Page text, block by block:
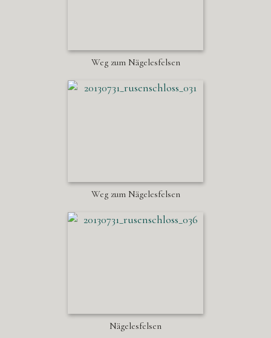
Weg zum Nägelesfelsen
Weg zum Nägelesfelsen
Nägelesfelsen